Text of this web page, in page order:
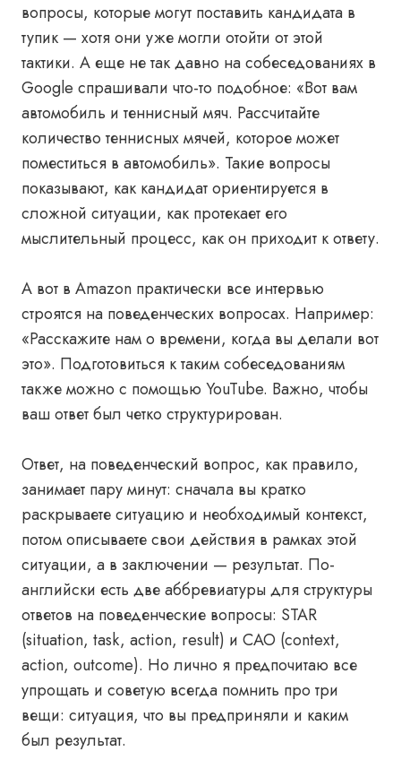
вопросы, которые могут поставить кандидата в
тупик — хотя они уже могли отойти от этой
тактики. А еще не так давно на собеседованиях в
Google спрашивали что-то подобное: «Вот вам
автомобиль и теннисный мяч. Рассчитайте
количество теннисных мячей, которое может
поместиться в автомобиль». Такие вопросы
показывают, как кандидат ориентируется в
сложной ситуации, как протекает его
мыслительный процесс, как он приходит к ответу.
А вот в Amazon практически все интервью
строятся на поведенческих вопросах. Например:
«Расскажите нам о времени, когда вы делали вот
это». Подготовиться к таким собеседованиям
также можно с помощью YouTube. Важно, чтобы
ваш ответ был четко структурирован.
Ответ, на поведенческий вопрос, как правило,
занимает пару минут: сначала вы кратко
раскрываете ситуацию и необходимый контекст,
потом описываете свои действия в рамках этой
ситуации, а в заключении — результат. По-
английски есть две аббревиатуры для структуры
ответов на поведенческие вопросы: STAR
(situation, task, action, result) и CAO (context,
action, outcome). Но лично я предпочитаю все
упрощать и советую всегда помнить про три
вещи: ситуация, что вы предприняли и каким
был результат.